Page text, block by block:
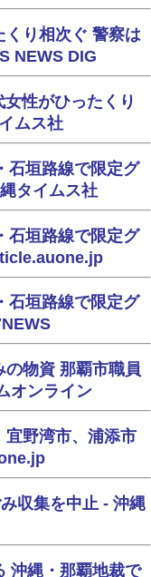
くり相次ぐ 警察は
NEWS DIG
性がひったくり
ムス社
石垣路線で限定グ
タイムス社
石垣路線で限定グ
石垣路線で限定グ
の物資 那覇市職員
オンライン
宜野湾市、浦添市
収集を中止 - 沖縄
沖縄・那覇地裁で